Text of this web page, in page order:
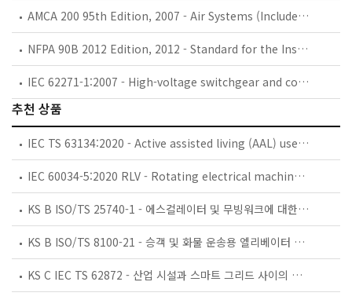
AMCA 200 95th Edition, 2007 - Air Systems (Includes all amendments and changes through Reaffirmation Notice , 2011)
NFPA 90B 2012 Edition, 2012 - Standard for the Installation of Warm Air Heating and Air-Conditioning Systems
IEC 62271-1:2007 - High-voltage switchgear and controlgear - Part 1: Common specifications
추천 상품
IEC TS 63134:2020 - Active assisted living (AAL) use cases
IEC 60034-5:2020 RLV - Rotating electrical machines - Part 5: Degrees of protection provided by the integral design of rotating electrical machines (IP code) - Classification
KS B ISO/TS 25740-1 - 에스컬레이터 및 무빙워크에 대한 안전요건 — 제1부: 세계공통 필수 안전요건(GESRs)
KS B ISO/TS 8100-21 - 승객 및 화물 운송용 엘리베이터 —제21부: 세계공통 필수안전요건(GESRs)을 충족하는 세계공통 안전 파라미터(GSPs)
KS C IEC TS 62872 - 산업 시설과 스마트 그리드 사이의 산업 공정 측정, 제어 및 자동화 시스템 인터페이스